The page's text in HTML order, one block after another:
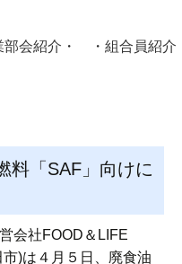
部会紹介 ・ ・ 組合員紹介
省・厚生労働省 認可
料「SAF」向けに
会社FOOD＆LIFE
)は４月５日、廃食油